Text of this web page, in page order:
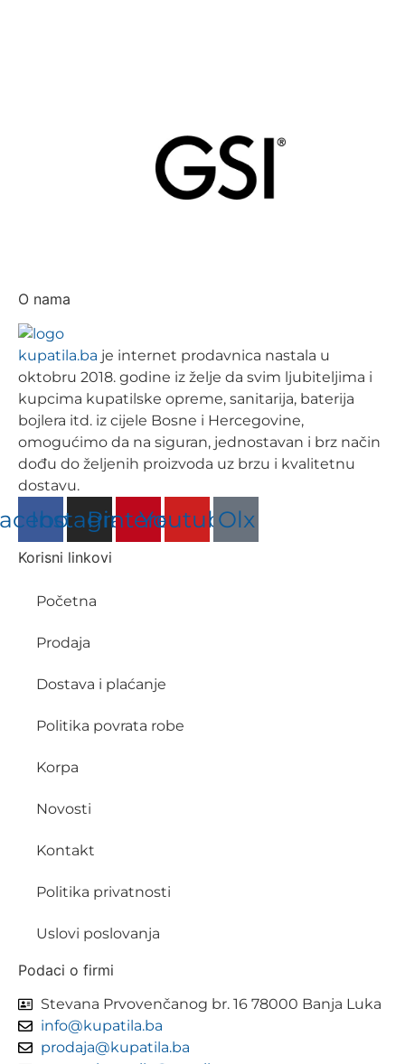
O nama
kupatila.ba je internet prodavnica nastala u
oktobru 2018. godine iz želje da svim ljubiteljima i
kupcima kupatilske opreme, sanitarija, baterija
bojlera itd. iz cijele Bosne i Hercegovine,
omogućimo da na siguran, jednostavan i brz način
dođu do željenih proizvoda uz brzu i kvalitetnu
dostavu.
Instagram
Pinterest
YoutubeOlx
Korisni linkovi
Početna
Prodaja
Dostava i plaćanje
Politika povrata robe
Korpa
Novosti
Kontakt
Politika privatnosti
Uslovi poslovanja
Podaci o firmi
Stevana Prvovenčanog br. 16 78000 Banja Luka
info@kupatila.ba
prodaja@kupatila.ba